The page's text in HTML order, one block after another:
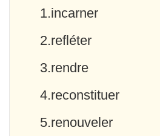
1.incarner
2.refléter
3.rendre
4.reconstituer
5.renouveler